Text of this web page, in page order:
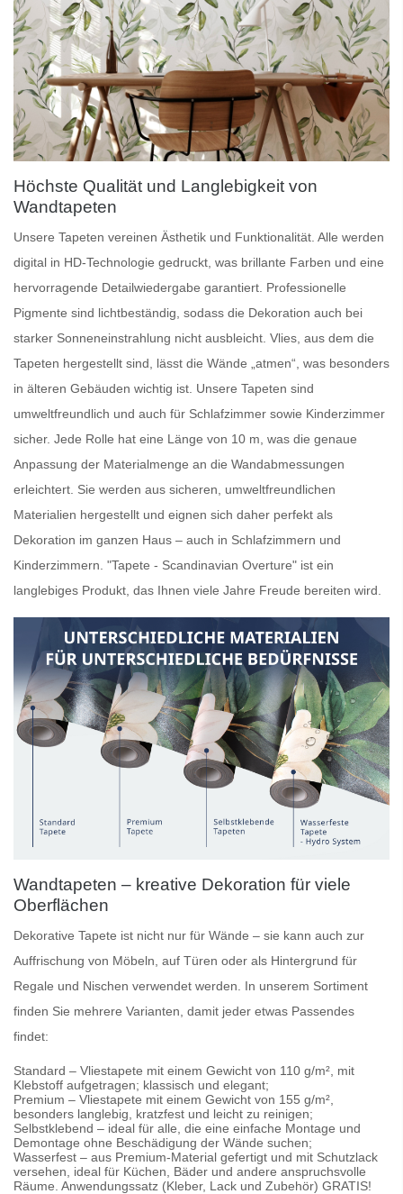
Höchste Qualität und Langlebigkeit von
Wandtapeten
Unsere Tapeten vereinen Ästhetik und Funktionalität. Alle werden
digital in HD-Technologie gedruckt, was brillante Farben und eine
hervorragende Detailwiedergabe garantiert. Professionelle
Pigmente sind lichtbeständig, sodass die Dekoration auch bei
starker Sonneneinstrahlung nicht ausbleicht. Vlies, aus dem die
Tapeten hergestellt sind, lässt die Wände „atmen“, was besonders
in älteren Gebäuden wichtig ist. Unsere Tapeten sind
umweltfreundlich und auch für Schlafzimmer sowie Kinderzimmer
sicher. Jede Rolle hat eine Länge von 10 m, was die genaue
Anpassung der Materialmenge an die Wandabmessungen
erleichtert. Sie werden aus sicheren, umweltfreundlichen
Materialien hergestellt und eignen sich daher perfekt als
Dekoration im ganzen Haus – auch in Schlafzimmern und
Kinderzimmern. "Tapete - Scandinavian Overture" ist ein
langlebiges Produkt, das Ihnen viele Jahre Freude bereiten wird.
Wandtapeten – kreative Dekoration für viele
Oberflächen
Dekorative Tapete ist nicht nur für Wände – sie kann auch zur
Auffrischung von Möbeln, auf Türen oder als Hintergrund für
Regale und Nischen verwendet werden. In unserem Sortiment
finden Sie mehrere Varianten, damit jeder etwas Passendes
findet:
Standard – Vliestapete mit einem Gewicht von 110 g/m², mit
Klebstoff aufgetragen; klassisch und elegant;
Premium – Vliestapete mit einem Gewicht von 155 g/m²,
besonders langlebig, kratzfest und leicht zu reinigen;
Selbstklebend – ideal für alle, die eine einfache Montage und
Demontage ohne Beschädigung der Wände suchen;
Wasserfest – aus Premium-Material gefertigt und mit Schutzlack
versehen, ideal für Küchen, Bäder und andere anspruchsvolle
Räume. Anwendungssatz (Kleber, Lack und Zubehör) GRATIS!